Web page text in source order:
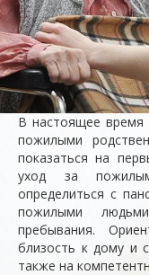
В настоящее время
пожилыми
показаться на
уход за
определиться с
пожилыми
пребывания.
близость к дому и
также на